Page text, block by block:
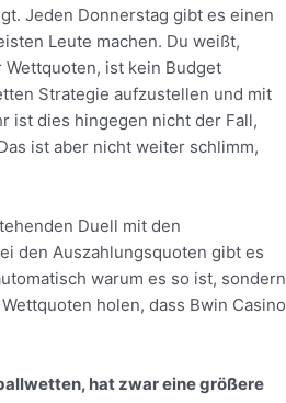
Jeden Donnerstag gibt es einen
Leute machen. Du weißt,
ist kein Budget
Strategie aufzustellen und mit
ist dies hingegen nicht der Fall,
ist aber nicht weiter schlimm,
Duell mit den
den Auszahlungsquoten gibt es
warum es so ist, sondern
holen, dass Bwin Casino
hat zwar eine größere